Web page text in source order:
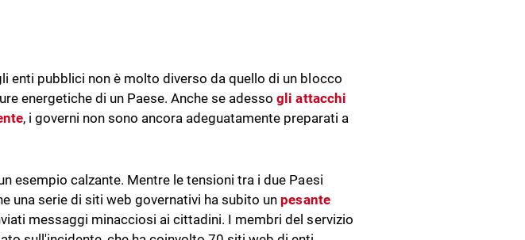
enti pubblici non è molto diverso da quello di un blocco
energetiche di un Paese. Anche se adessogli attacchi
, i governi non sono ancora adeguatamente preparati a
esempio calzante. Mentre le tensioni tra i due Paesi
una serie di siti web governativi ha subito un pesante
messaggi minacciosi ai cittadini. I membri del servizio